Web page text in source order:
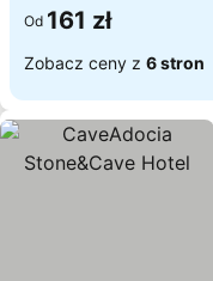
Od 161 zł
Zobacz ceny z 6 stron